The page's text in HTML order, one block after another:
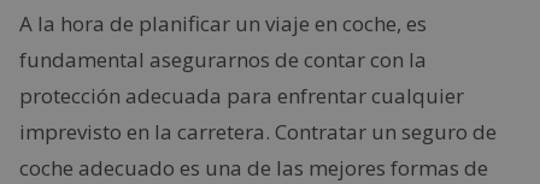
A la hora de planificar un viaje en coche, es
fundamental asegurarnos de contar con la
protección adecuada para enfrentar cualquier
imprevisto en la carretera. Contratar un seguro de
coche adecuado es una de las mejores formas de